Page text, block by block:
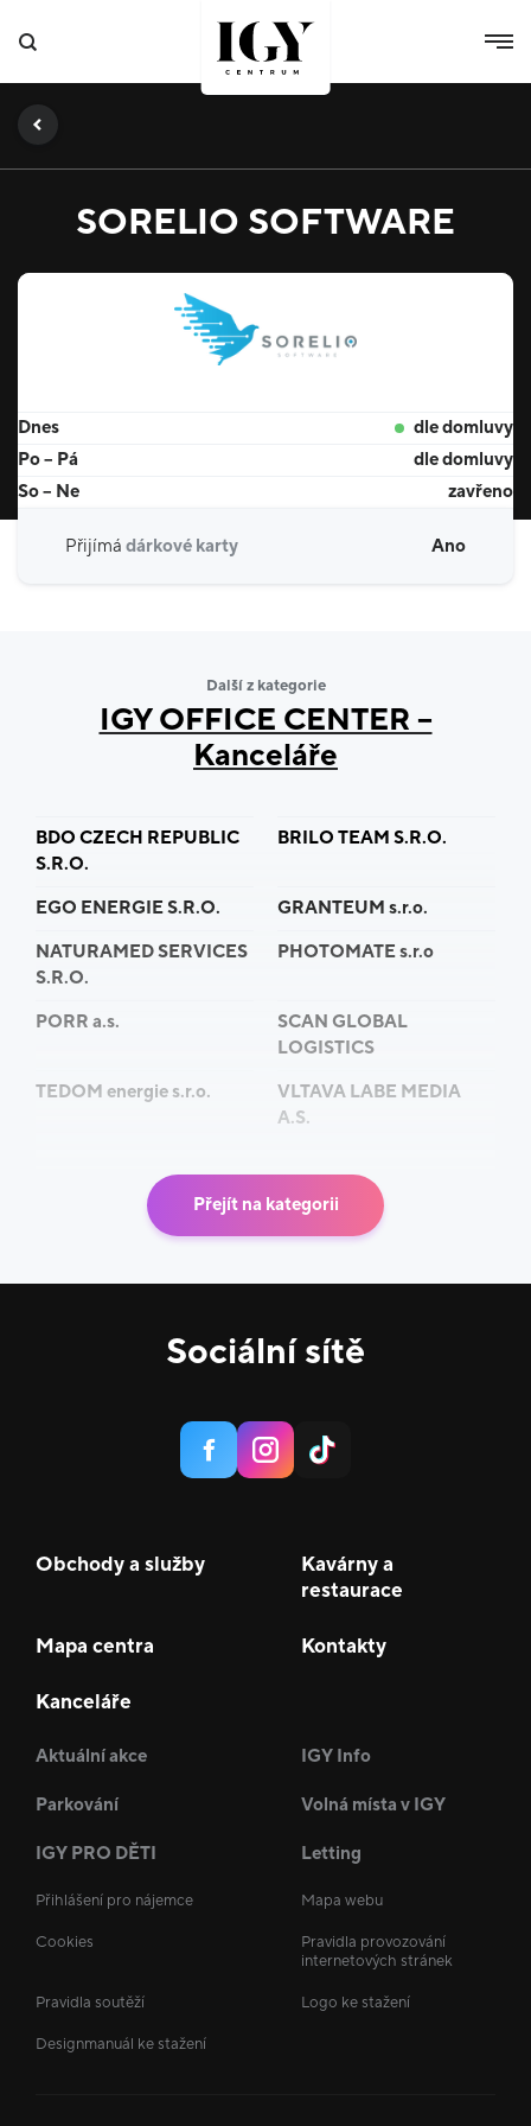
SORELIO SOFTWARE
Dnes
dle domluvy
Po – Pá
dle domluvy
So – Ne
zavřeno
Přijímá dárkové karty Ano
Další z kategorie
IGY OFFICE CENTER –
Kanceláře
BDO CZECH REPUBLIC
S.R.O.
BRILO TEAM S.R.O.
EGO ENERGIE S.R.O.
GRANTEUM s.r.o.
NATURAMED SERVICES
S.R.O.
PHOTOMATE s.r.o
PORR a.s.
SCAN GLOBAL
LOGISTICS
TEDOM energie s.r.o.
VLTAVA LABE MEDIA
A.S.
Přejít na kategorii
Sociální sítě
Obchody a služby
Kavárny a
restaurace
Mapa centra Kontakty
Kanceláře
Aktuální akce IGY Info
Parkování Volná místa v IGY
IGY PRO DĚTI Letting
Přihlášení pro nájemce Mapa webu
Cookies
Pravidla provozování
internetových stránek
Pravidla soutěží Logo ke stažení
Designmanuál ke stažení